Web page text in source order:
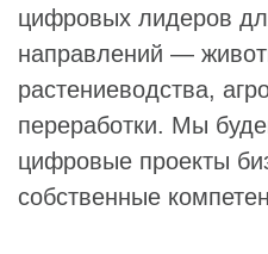
цифровых лидеров
направлений —
растениеводства,
переработки. Мы
цифровые проекты
собственные